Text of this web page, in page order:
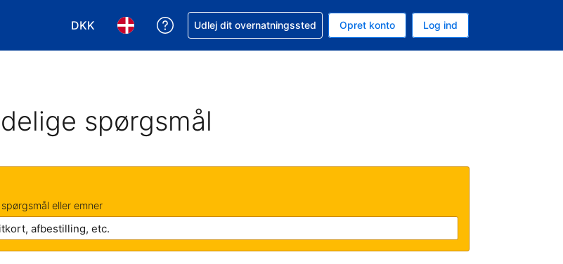
DKK
Vælg valuta. Din nuværende valuta er Danske kroner
Vælg sprog. Dit nuværende sprog er Dansk
Få hjælp til en booking
Udlej dit overnatningssted Opret konto Log ind
spørgsmål
eller emner